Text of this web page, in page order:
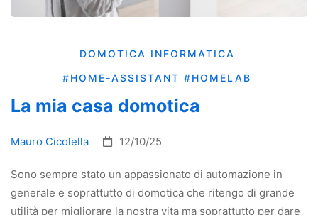
DOMOTICA INFORMATICA
#HOME-ASSISTANT #HOMELAB
La mia casa domotica
Mauro Cicolella 12/10/25
Sono sempre stato un appassionato di automazione in
generale e soprattutto di domotica che ritengo di grande
utilità per migliorare la nostra vita ma soprattutto per dare